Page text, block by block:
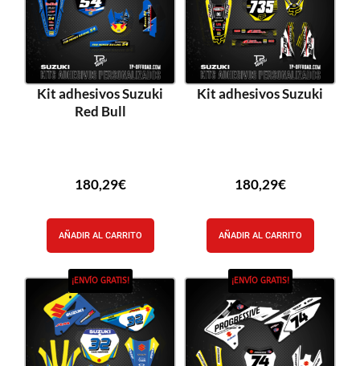
Kit adhesivos Suzuki
Red Bull
180,29€
AÑADIR AL CARRITO
Kit adhesivos Suzuki
180,29€
AÑADIR AL CARRITO
¡ENVÍO GRATIS! ¡ENVÍO GRATIS!